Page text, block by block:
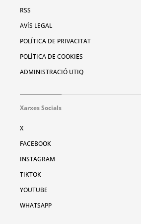
RSS
AVÍS LEGAL
POLÍTICA DE PRIVACITAT
POLÍTICA DE COOKIES
ADMINISTRACIÓ UTIQ
Xarxes Socials
X
FACEBOOK
INSTAGRAM
TIKTOK
YOUTUBE
WHATSAPP